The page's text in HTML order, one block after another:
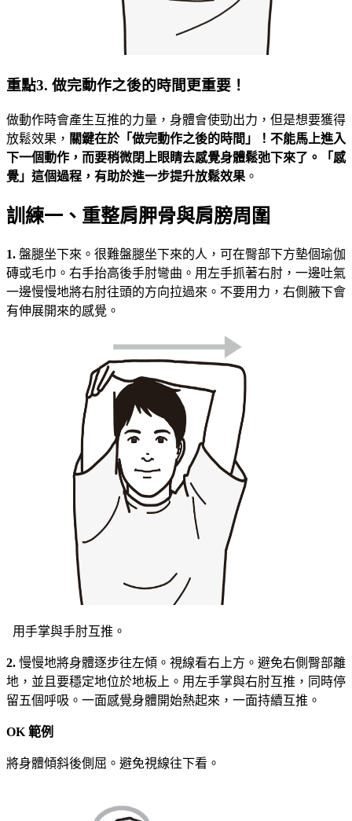
重點3. 做完動作之後的時間更重要！
做動作時會產生互推的力量，身體會使勁出力，但是想要獲得
放鬆效果， 關鍵在於「做完動作之後的時間」！不能馬上進入
下一個動作，而要稍微閉上眼睛去感覺身體鬆弛下來了。「感
覺」這個過程，有助於進一步提升放鬆效果 。
訓練一、重整肩胛骨與肩膀周圍
1. 盤腿坐下來。很難盤腿坐下來的人，可在臀部下方墊個瑜伽
磚或毛巾。右手抬高後手肘彎曲。用左手抓著右肘，一邊吐氣
一邊慢慢地將右肘往頭的方向拉過來。不要用力，右側腋下會
有伸展開來的感覺。
用手掌與手肘互推。
2. 慢慢地將身體逐步往左傾。視線看右上方。避免右側臀部離
地，並且要穩定地位於地板上。用左手掌與右肘互推，同時停
留五個呼吸。一面感覺身體開始熱起來，一面持續互推。
OK 範例
將身體傾斜後側屈。避免視線往下看。